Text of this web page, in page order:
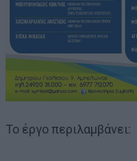
Το έργο περιλαμβάνει: